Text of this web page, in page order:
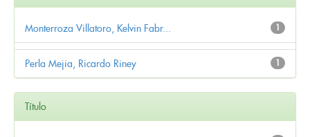
1
Monterroza Villatoro, Kelvin Fabr...
1
Perla Mejia, Ricardo Riney
Título